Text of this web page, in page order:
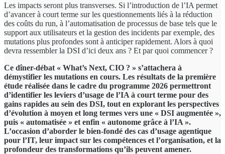
Les impacts seront plus transverses. Si l’introduction de l’IA permet
d’avancer à court terme sur les questionnements liés à la réduction
des coûts du run, à l’automatisation de processus de base tels que le
support aux utilisateurs et la gestion des incidents par exemple, des
mutations plus profondes sont à anticiper rapidement. Alors à quoi
devra ressembler la DSI d’ici deux ans ? Et par quoi commencer ?
Ce dîner-débat « What’s Next, CIO ? » s’attachera à
démystifier les mutations en cours. Les résultats de la première
étude réalisée dans le cadre du programme 2026 permettront
d’identifier les leviers d’usage de l’IA à court terme pour des
gains rapides au sein des DSI, tout en explorant les perspectives
d’évolution à moyen et long termes vers une « DSI augmentée »,
puis « automatisée » et enfin « autonome grâce à l’IA ».
L’occasion d’aborder le bien-fondé des cas d’usage agentique
pour l’IT, leur impact sur les compétences et l’organisation, et la
profondeur des transformations qu’ils peuvent amener.